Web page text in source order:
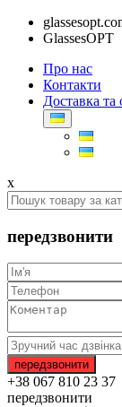
GlassesOPT
Про нас
Контакти
Доставка та
x
передзвонити
+38 067 810 23 37
передзвонити